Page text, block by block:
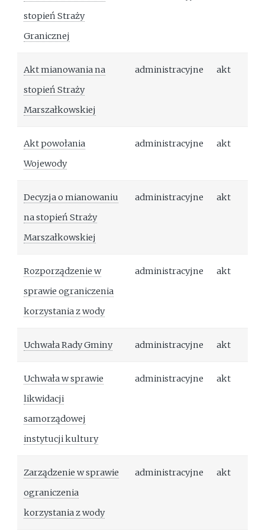
stopień Straży
Granicznej
Akt mianowania na
stopień Straży
Marszałkowskiej
administracyjne akt
Akt powołania
Wojewody
administracyjne akt
Decyzja o mianowaniu
na stopień Straży
Marszałkowskiej
administracyjne akt
Rozporządzenie w
sprawie ograniczenia
korzystania z wody
administracyjne akt
Uchwała Rady Gminy administracyjne akt
Uchwała w sprawie
likwidacji
samorządowej
instytucji kultury
administracyjne akt
Zarządzenie w sprawie
ograniczenia
korzystania z wody
administracyjne akt